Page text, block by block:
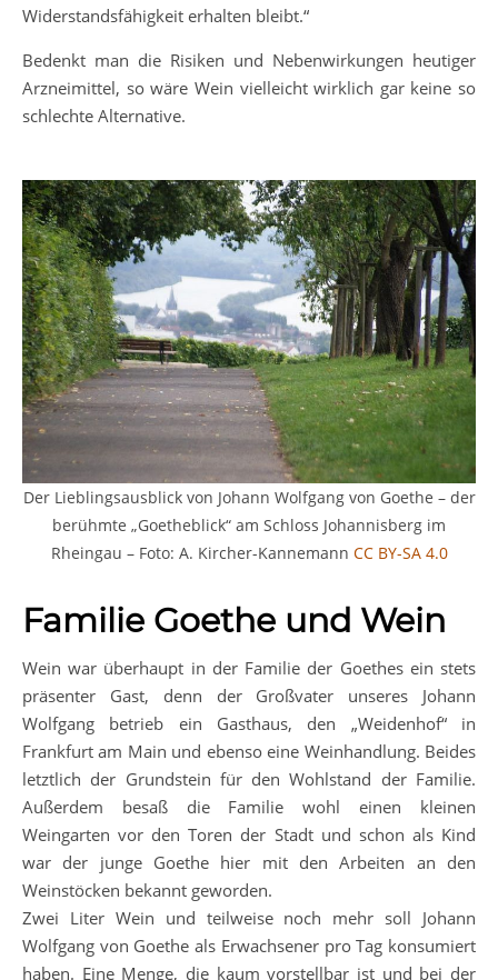
Widerstandsfähigkeit erhalten bleibt.“
Bedenkt man die Risiken und Nebenwirkungen heutiger
Arzneimittel, so wäre Wein vielleicht wirklich gar keine so
schlechte Alternative.
Der Lieblingsausblick von Johann Wolfgang von Goethe – der
berühmte „Goetheblick“ am Schloss Johannisberg im
Rheingau – Foto: A. Kircher-Kannemann CC BY-SA 4.0
Familie Goethe und Wein
Wein war überhaupt in der Familie der Goethes ein stets
präsenter Gast, denn der Großvater unseres Johann
Wolfgang betrieb ein Gasthaus, den „Weidenhof“ in
Frankfurt am Main und ebenso eine Weinhandlung. Beides
letztlich der Grundstein für den Wohlstand der Familie.
Außerdem besaß die Familie wohl einen kleinen
Weingarten vor den Toren der Stadt und schon als Kind
war der junge Goethe hier mit den Arbeiten an den
Weinstöcken bekannt geworden.
Zwei Liter Wein und teilweise noch mehr soll Johann
Wolfgang von Goethe als Erwachsener pro Tag konsumiert
haben. Eine Menge, die kaum vorstellbar ist und bei der